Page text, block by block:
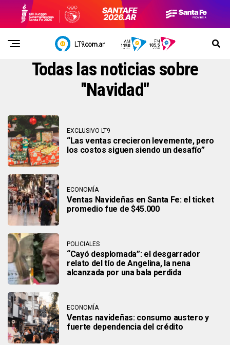
Todas las noticias sobre
"Navidad"
EXCLUSIVO LT9
“Las ventas crecieron levemente, pero
los costos siguen siendo un desafío”
ECONOMÍA
Ventas Navideñas en Santa Fe: el ticket
promedio fue de $45.000
POLICIALES
“Cayó desplomada”: el desgarrador
relato del tío de Angelina, la nena
alcanzada por una bala perdida
ECONOMÍA
Ventas navideñas: consumo austero y
fuerte dependencia del crédito